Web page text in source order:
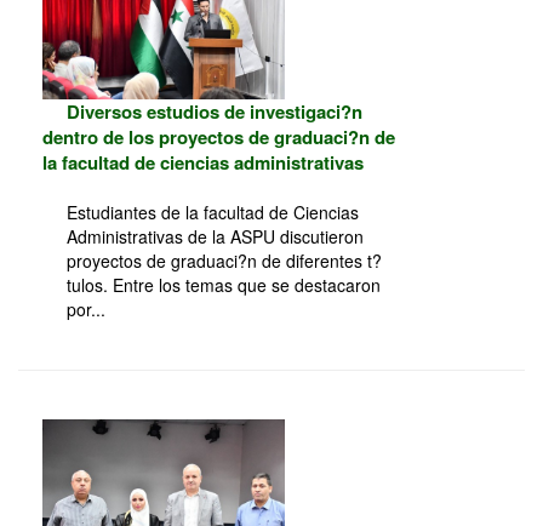
Diversos estudios de investigaci?n
dentro de los proyectos de graduaci?n de
la facultad de ciencias administrativas
Estudiantes de la facultad de Ciencias
Administrativas de la ASPU discutieron
proyectos de graduaci?n de diferentes t?
tulos. Entre los temas que se destacaron
por...